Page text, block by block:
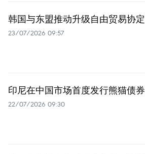
韩国与东盟推动升级自由贸易协定
23/07/2026 09:57
印尼在中国市场首度发行熊猫债券
22/07/2026 09:30